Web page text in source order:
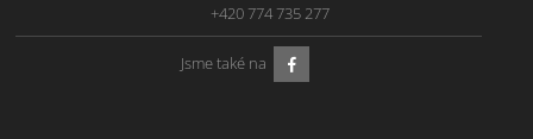
+420 774 735 277
Jsme také na